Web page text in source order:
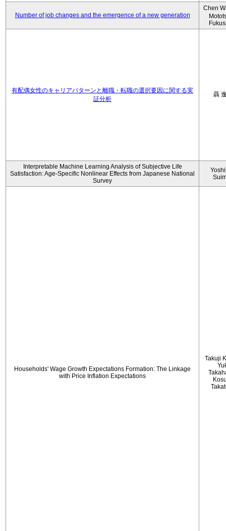
Number of job changes and the emergence of a new generation
Chen
有配偶女性のキャリアパターンと離職・転職の選択要因に関する実
証分析
聶
Interpretable Machine Learning Analysis of Subjective Life
Satisfaction: Age-Specific Nonlinear Effects from Japanese National
Survey
Households' Wage Growth Expectations Formation: The Linkage
with Price Inflation Expectations
Takuji